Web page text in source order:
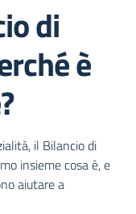
di
è
il Bilancio di
insieme cosa è, e
aiutare a